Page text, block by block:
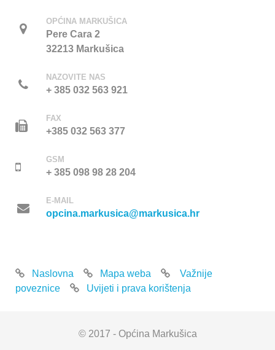
OPĆINA MARKUŠICA
Pere Cara 2
32213 Markušica
NAZOVITE NAS
+ 385 032 563 921
FAX
+385 032 563 377
GSM
+ 385 098 98 28 204
E-MAIL
opcina.markusica@markusica.hr
Naslovna Mapa weba
Važnije
poveznice
Uvijeti i prava korištenja
© 2017 - Općina Markušica